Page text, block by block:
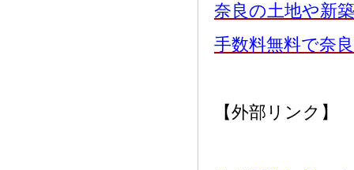
奈良の土地や新
手数料無料で奈
【外部リンク】